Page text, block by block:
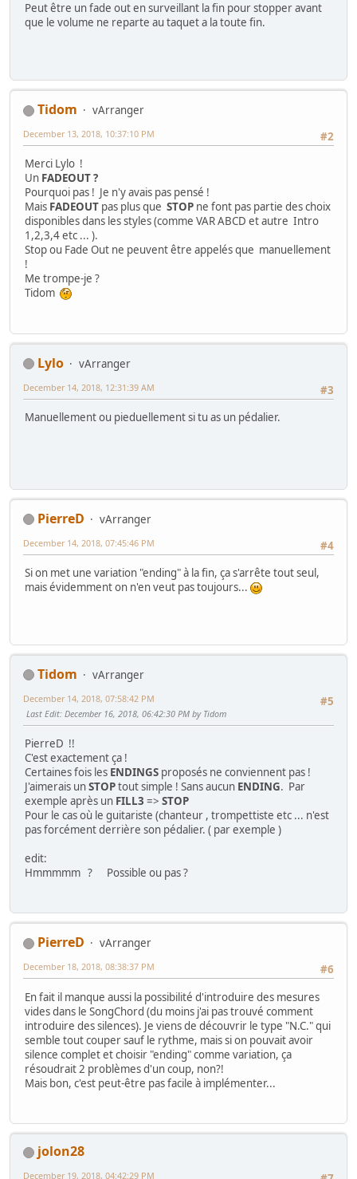
Peut être un fade out en surveillant la fin pour stopper avant
que le volume ne reparte au taquet a la toute fin.
Tidom
vArranger
#2
December 13, 2018, 10:37:10 PM
Merci Lylo !
Un FADEOUT ?
Pourquoi pas ! Je n'y avais pas pensé !
Mais FADEOUT pas plus que STOP ne font pas partie des choix
disponibles dans les styles (comme VAR ABCD et autre Intro
1,2,3,4 etc ... ).
Stop ou Fade Out ne peuvent être appelés que manuellement
!
Me trompe-je ?
Tidom
Lylo
vArranger
#3
December 14, 2018, 12:31:39 AM
Manuellement ou pieduellement si tu as un pédalier.
PierreD
vArranger
#4
December 14, 2018, 07:45:46 PM
Si on met une variation "ending" à la fin, ça s'arrête tout seul,
mais évidemment on n'en veut pas toujours...
Tidom
vArranger
#5
December 14, 2018, 07:58:42 PM
Last Edit: December 16, 2018, 06:42:30 PM by Tidom
PierreD !!
C'est exactement ça !
Certaines fois les ENDINGS proposés ne conviennent pas !
J'aimerais unSTOPtout simple ! Sans aucun ENDING. Par
exemple après un FILL3 => STOP
Pour le cas où le guitariste (chanteur , trompettiste etc ... n'est
pas forcément derrière son pédalier. ( par exemple )
edit:
Hmmmmm ? Possible ou pas ?
PierreD
vArranger
#6
December 18, 2018, 08:38:37 PM
En fait il manque aussi la possibilité d'introduire des mesures
vides dans le SongChord (du moins j'ai pas trouvé comment
introduire des silences). Je viens de découvrir le type "N.C." qui
semble tout couper sauf le rythme, mais si on pouvait avoir
silence complet et choisir "ending" comme variation, ça
résoudrait 2 problèmes d'un coup, non?!
Mais bon, c'est peut-être pas facile à implémenter...
jolon28
December 19, 2018, 04:42:29 PM